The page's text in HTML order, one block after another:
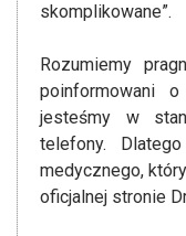
skomplikowane”.
Rozumiemy
poinformowani
jesteśmy w
telefony.
medycznego,
oficjalnej stronie